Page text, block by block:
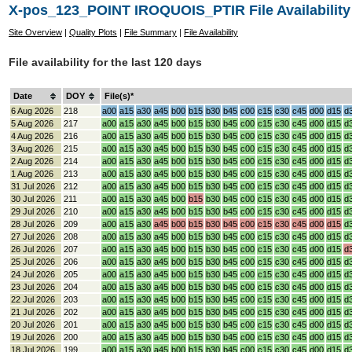
X-pos_123_POINT IROQUOIS_PTIR File Availability
Site Overview | Quality Plots | File Summary | File Availability
File availability for the last 120 days
Date DOY
File(s)*
6 Aug 2026
218 a00 a15 a30 a45 b00 b15 b30 b45 c00 c15 c30 c45 d00 d15
5 Aug 2026
217 a00 a15 a30 a45 b00 b15 b30 b45 c00 c15 c30 c45 d00 d15
4 Aug 2026
216 a00 a15 a30 a45 b00 b15 b30 b45 c00 c15 c30 c45 d00 d15
3 Aug 2026
215 a00 a15 a30 a45 b00 b15 b30 b45 c00 c15 c30 c45 d00 d15
2 Aug 2026
214 a00 a15 a30 a45 b00 b15 b30 b45 c00 c15 c30 c45 d00 d15
1 Aug 2026
213 a00 a15 a30 a45 b00 b15 b30 b45 c00 c15 c30 c45 d00 d15
31 Jul 2026
212 a00 a15 a30 a45 b00 b15 b30 b45 c00 c15 c30 c45 d00 d15
30 Jul 2026
211 a00 a15 a30 a45 b00 b15 b30 b45 c00 c15 c30 c45 d00 d15
29 Jul 2026
210 a00 a15 a30 a45 b00 b15 b30 b45 c00 c15 c30 c45 d00 d15
28 Jul 2026
209 a00 a15 a30 a45 b00 b15 b30 b45 c00 c15 c30 c45 d00 d15
27 Jul 2026
208 a00 a15 a30 a45 b00 b15 b30 b45 c00 c15 c30 c45 d00 d15
26 Jul 2026
207 a00 a15 a30 a45 b00 b15 b30 b45 c00 c15 c30 c45 d00 d15
25 Jul 2026
206 a00 a15 a30 a45 b00 b15 b30 b45 c00 c15 c30 c45 d00 d15
24 Jul 2026
205 a00 a15 a30 a45 b00 b15 b30 b45 c00 c15 c30 c45 d00 d15
23 Jul 2026
204 a00 a15 a30 a45 b00 b15 b30 b45 c00 c15 c30 c45 d00 d15
22 Jul 2026
203 a00 a15 a30 a45 b00 b15 b30 b45 c00 c15 c30 c45 d00 d15
21 Jul 2026
202 a00 a15 a30 a45 b00 b15 b30 b45 c00 c15 c30 c45 d00 d15
20 Jul 2026
201 a00 a15 a30 a45 b00 b15 b30 b45 c00 c15 c30 c45 d00 d15
19 Jul 2026
200 a00 a15 a30 a45 b00 b15 b30 b45 c00 c15 c30 c45 d00 d15
18 Jul 2026
199 a00 a15 a30 a45 b00 b15 b30 b45 c00 c15 c30 c45 d00 d15